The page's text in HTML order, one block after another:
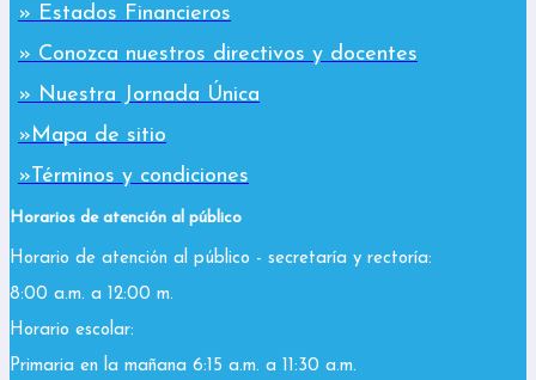
» Estados Financieros
» Conozca nuestros directivos y docentes
» Nuestra Jornada Única
»Mapa de sitio
»Términos y condiciones
Horarios de atención al público
Horario de atención al público - secretaría y rectoría:
8:00 a.m. a 12:00 m.
Horario escolar:
Primaria en la mañana 6:15 a.m. a 11:30 a.m.